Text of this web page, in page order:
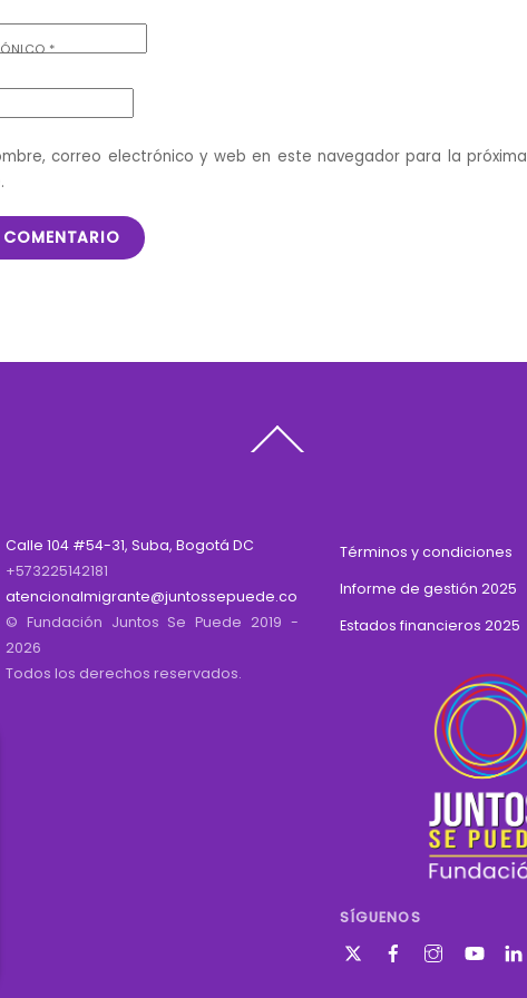
*
correo electrónico y web en este navegador para la próxima
To
Calle 104 #54-31, Suba, Bogotá DC
+573225142181
atencionalmigrante@juntossepuede.co
© Fundación Juntos Se Puede 2019 -
2026
Todos los derechos reservados.
Términos y condiciones
Informe de gestión 2025
Estados financieros 2025
SÍGUENOS